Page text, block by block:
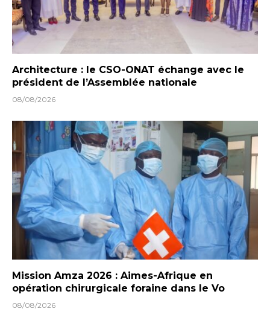
Architecture : le CSO-ONAT échange avec le
président de l’Assemblée nationale
08/08/2026
Mission Amza 2026 : Aimes-Afrique en
opération chirurgicale foraine dans le Vo
08/08/2026